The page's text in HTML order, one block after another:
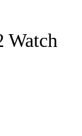
Watch